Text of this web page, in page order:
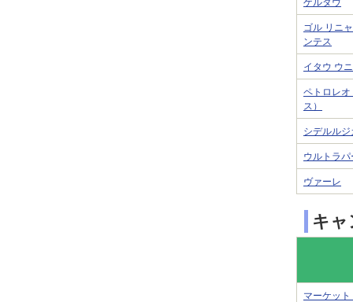
ゲルダウ
ゴル リニ
ンテス
イタウ ウ
ペトロレ
ス）
シデルル
ウルトラパ
ヴァーレ
キャ
マーケッ